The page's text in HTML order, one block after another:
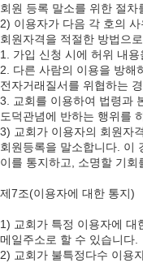
회원 등록 말소를 위한 절차
2) 이용자가 다음 각 호의
회원자격을 적절한 방법으
1. 가입 신청 시에 허위 내
2. 다른 사람의 이용을 방해
전자거래질서를 위협하는
3. 교회를 이용하여 법령과
도덕관념에 반하는 행위를
3) 교회가 이용자의 회원자
회원등록을 말소합니다. 이
이를 통지하고, 소명할 기회
제7조(이용자에 대한 통지)
1) 교회가 특정 이용자에 대
메일주소로 할 수 있습니다.
2) 교회가 불특정다수 이용